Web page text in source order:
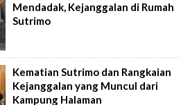
Mendadak, Kejanggalan di Rumah
Sutrimo
Kematian Sutrimo dan Rangkaian
Kejanggalan yang Muncul dari
Kampung Halaman